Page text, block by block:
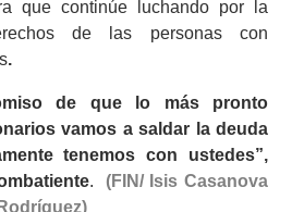
que continúe luchando por la
de las personas con
.
de que lo más pronto
vamos a saldar la deuda
tenemos con ustedes”,
.
(FIN/ Isis Casanova